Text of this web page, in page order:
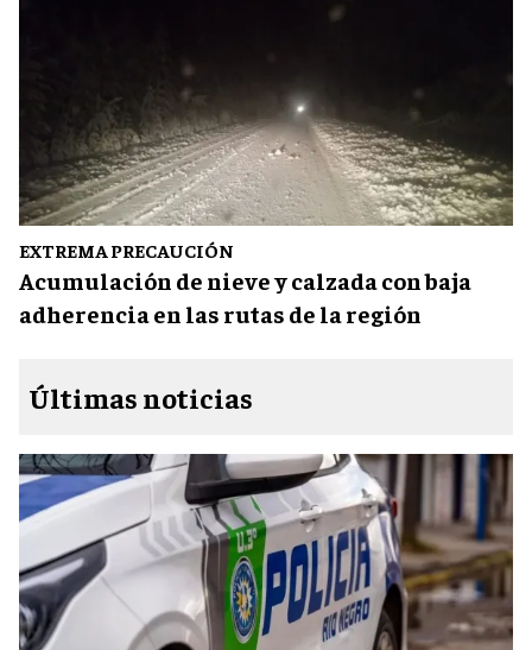
EXTREMA PRECAUCIÓN
Acumulación de nieve y calzada con baja
adherencia en las rutas de la región
Últimas noticias